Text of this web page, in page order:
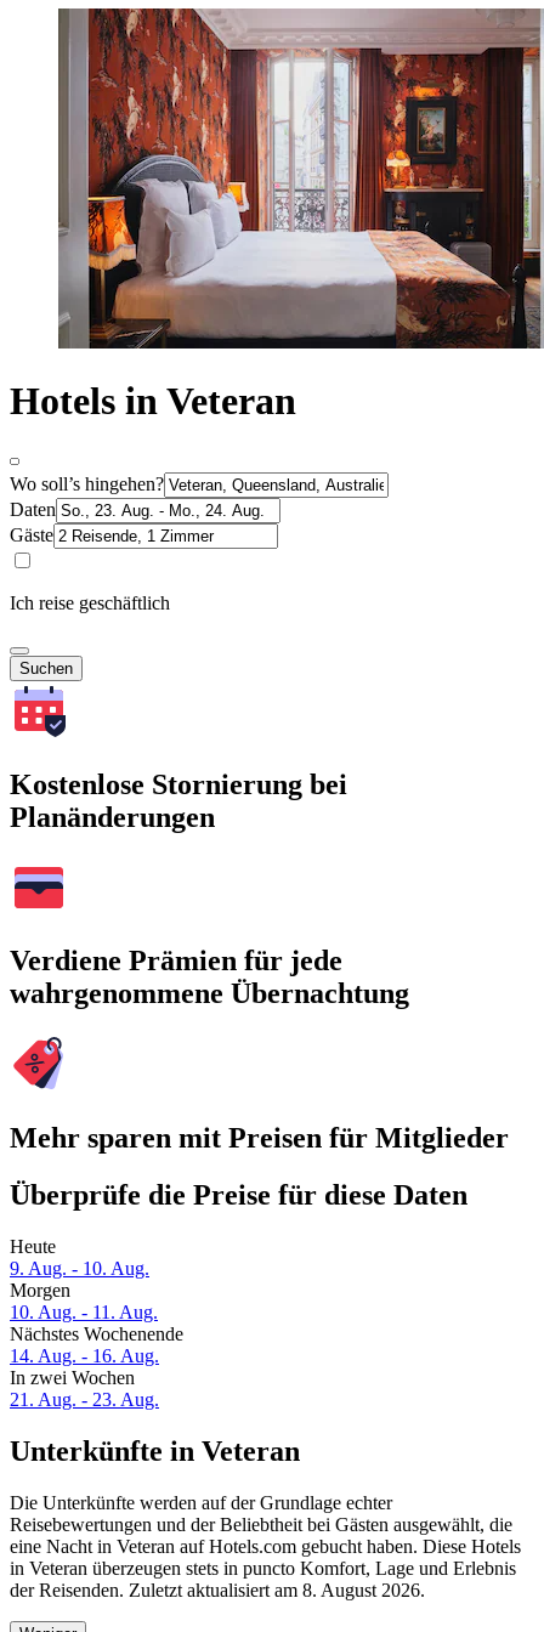
Hotels in Veteran
Wo soll’s hingehen?
Daten
Gäste
Ich reise geschäftlich
Suchen
Kostenlose Stornierung bei
Planänderungen
Verdiene Prämien für jede
wahrgenommene Übernachtung
Mehr sparen mit Preisen für Mitglieder
Überprüfe die Preise für diese Daten
Heute
9. Aug. - 10. Aug.
Morgen
10. Aug. - 11. Aug.
Nächstes Wochenende
14. Aug. - 16. Aug.
In zwei Wochen
21. Aug. - 23. Aug.
Unterkünfte in Veteran
Die Unterkünfte werden auf der Grundlage echter
Reisebewertungen und der Beliebtheit bei Gästen ausgewählt, die
eine Nacht in Veteran auf Hotels.com gebucht haben. Diese Hotels
in Veteran überzeugen stets in puncto Komfort, Lage und Erlebnis
der Reisenden. Zuletzt aktualisiert am 8. August 2026.